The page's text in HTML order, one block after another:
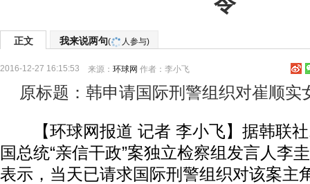
正文 我来说两句( 人参与)
2016-12-27 16:15:53 来源： 环球网 作者：李小飞
原标题：韩申请国际刑警组织对崔顺实
【环球网报道 记者 李小飞】据韩联社
国总统“亲信干政”案独立检察组发言人李
表示，当天已请求国际刑警组织对该案主